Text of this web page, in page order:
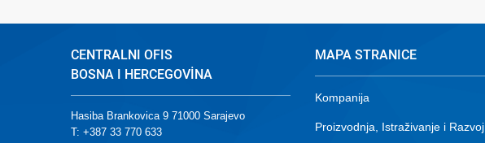
CENTRALNI OFIS
BOSNA I HERCEGOVİNA
Hasiba Brankovica 9 71000 Sarajevo
T: +387 33 770 633
MAPA STRANICE
Kompanija
Proizvodnja, Istraživanje i Razvoj